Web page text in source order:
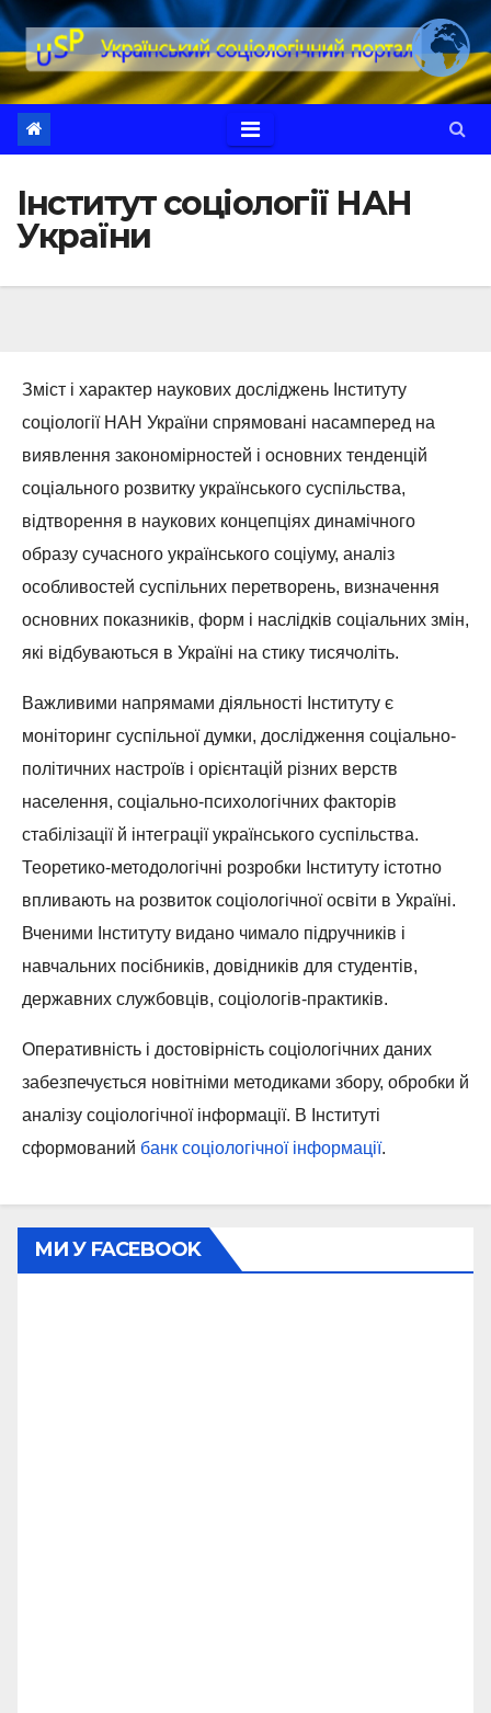
Перейти
до
вмісту
Інститут соціології НАН
України
Зміст і характер наукових досліджень Інституту
соціології НАН України спрямовані насамперед на
виявлення закономірностей і основних тенденцій
соціального розвитку українського суспільства,
відтворення в наукових концепціях динамічного
образу сучасного українського соціуму, аналіз
особливостей суспільних перетворень, визначення
основних показників, форм і наслідків соціальних змін,
які відбуваються в Україні на стику тисячоліть.
Важливими напрямами діяльності Інституту є
моніторинг суспільної думки, дослідження соціально-
політичних настроїв і орієнтацій різних верств
населення, соціально-психологічних факторів
стабілізації й інтеграції українського суспільства.
Теоретико-методологічні розробки Інституту істотно
впливають на розвиток соціологічної освіти в Україні.
Вченими Інституту видано чимало підручників і
навчальних посібників, довідників для студентів,
державних службовців, соціологів-практиків.
Оперативність і достовірність соціологічних даних
забезпечується новітніми методиками збору, обробки й
аналізу соціологічної інформації. В Інституті
сформований банк соціологічної інформації.
МИ У FACEBOOK